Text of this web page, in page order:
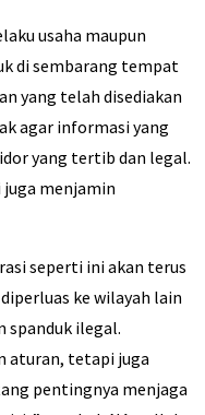
usaha maupun
di sembarang tempat
yang telah disediakan
agar informasi yang
yang tertib dan legal.
menjamin
seperti ini akan terus
ke wilayah lain
spanduk ilegal.
aturan, tetapi juga
pentingnya menjaga